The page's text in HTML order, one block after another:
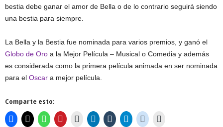
bestia debe ganar el amor de Bella o de lo contrario seguirá siendo
una bestia para siempre.
La Bella y la Bestia fue nominada para varios premios, y ganó el
Globo de Oro a la Mejor Película – Musical o Comedia y además
es considerada como la primera película animada en ser nominada
para el Oscar a mejor película.
Comparte esto: